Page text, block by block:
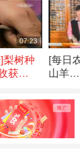
07:23
梨树种
获
[每日
山羊